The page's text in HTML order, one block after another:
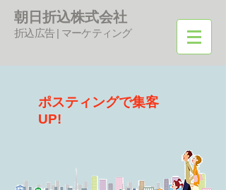
朝日折込株式会社
折込広告 | マーケティング
ポスティングで集客
UP!